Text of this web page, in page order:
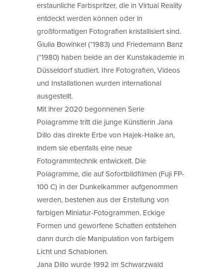
erstaunliche Farbspritzer, die in Virtual Reality
entdeckt werden können oder in
großformatigen Fotografien kristallisiert sind.
Giulia Bowinkel (*1983) und Friedemann Banz
(*1980) haben beide an der Kunstakademie in
Düsseldorf studiert. Ihre Fotografien, Videos
und Installationen wurden international
ausgestellt.
Mit ihrer 2020 begonnenen Serie
Polagramme tritt die junge Künstlerin Jana
Dillo das direkte Erbe von Hajek-Halke an,
indem sie ebenfalls eine neue
Fotogrammtechnik entwickelt. Die
Polagramme, die auf Sofortbildfilmen (Fuji FP-
100 C) in der Dunkelkammer aufgenommen
werden, bestehen aus der Erstellung von
farbigen Miniatur-Fotogrammen. Eckige
Formen und geworfene Schatten entstehen
dann durch die Manipulation von farbigem
Licht und Schablonen.
Jana Dillo wurde 1992 im Schwarzwald